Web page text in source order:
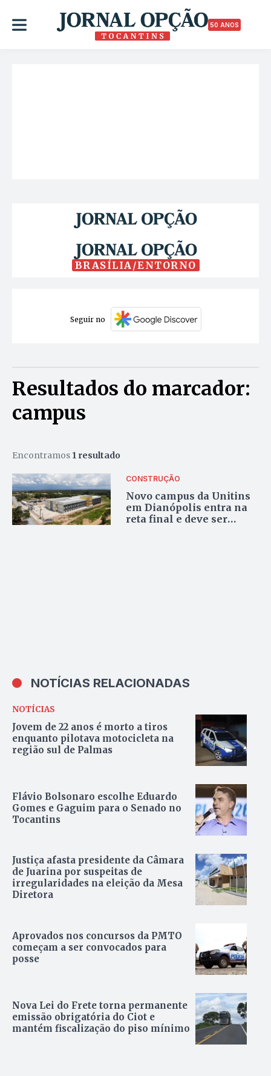
50 ANOS
BRASÍLIA/ENTORNO
Seguir no
Resultados do marcador:
campus
Encontramos 1 resultado
CONSTRUÇÃO
Novo campus da Unitins
em Dianópolis entra na
reta final e deve ser
NOTÍCIAS RELACIONADAS
NOTÍCIAS
Jovem de 22 anos é morto a tiros
enquanto pilotava motocicleta na
região sul de Palmas
Flávio Bolsonaro escolhe Eduardo
Gomes e Gaguim para o Senado no
Tocantins
Justiça afasta presidente da Câmara
de Juarina por suspeitas de
irregularidades na eleição da Mesa
Diretora
Aprovados nos concursos da PMTO
começam a ser convocados para
posse
Nova Lei do Frete torna permanente
emissão obrigatória do Ciot e
mantém fiscalização do piso mínimo